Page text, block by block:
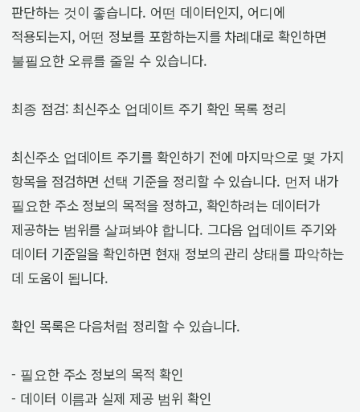
판단하는 것이 좋습니다. 어떤 데이터인지, 어디에
적용되는지, 어떤 정보를 포함하는지를 차례대로 확인하면
불필요한 오류를 줄일 수 있습니다.
최종 점검: 최신주소 업데이트 주기 확인 목록 정리
최신주소 업데이트 주기를 확인하기 전에 마지막으로 몇 가지
항목을 점검하면 선택 기준을 정리할 수 있습니다. 먼저 내가
필요한 주소 정보의 목적을 정하고, 확인하려는 데이터가
제공하는 범위를 살펴봐야 합니다. 그다음 업데이트 주기와
데이터 기준일을 확인하면 현재 정보의 관리 상태를 파악하는
데 도움이 됩니다.
확인 목록은 다음처럼 정리할 수 있습니다.
- 필요한 주소 정보의 목적 확인
- 데이터 이름과 실제 제공 범위 확인